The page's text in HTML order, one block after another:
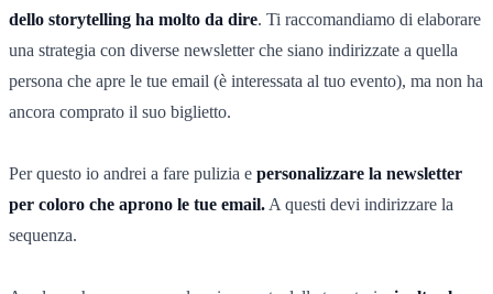
dello storytelling ha molto da dire. Ti raccomandiamo di elaborare
una strategia con diverse newsletter che siano indirizzate a quella
persona che apre le tue email (è interessata al tuo evento), ma non ha
ancora comprato il suo biglietto.
Per questo io andrei a fare pulizia e personalizzare la newsletter
per coloro che aprono le tue email. A questi devi indirizzare la
sequenza.